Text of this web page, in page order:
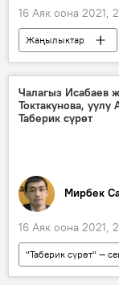
16 Аяк оона 2021,
Жаңылыктар
Окуялар
соттук чечим
Чалагыз Исабаев
Токтакунова, уулу
Таберик сүрөт
Мирбек
16 Аяк оона 2021,
"Таберик сүрөт" —
Коом